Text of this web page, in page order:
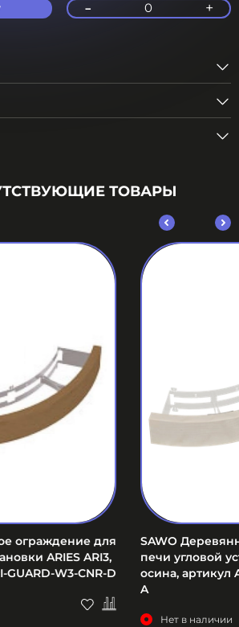
- 0 +
ТОВАРЫ
ограждение для
ARIES ARI3,
GUARD-W3-CNR-D
SAWO
печи угловой
осина, артикул
A
Нет в наличии